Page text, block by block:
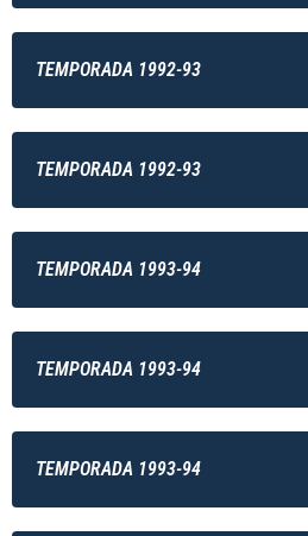
TEMPORADA 1992-93
TEMPORADA 1992-93
TEMPORADA 1993-94
TEMPORADA 1993-94
TEMPORADA 1993-94